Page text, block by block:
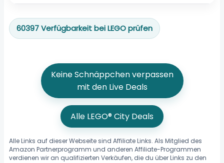
60397 Verfügbarkeit bei LEGO prüfen
Keine Schnäppchen verpassen
mit den Live Deals
Alle LEGO® City Deals
Alle Links auf dieser Webseite sind Affiliate Links. Als Mitglied des
Amazon Partnerprogramm und anderen Affiliate-Programmen
verdienen wir an qualifizierten Verkäufen, die du über Links zu den